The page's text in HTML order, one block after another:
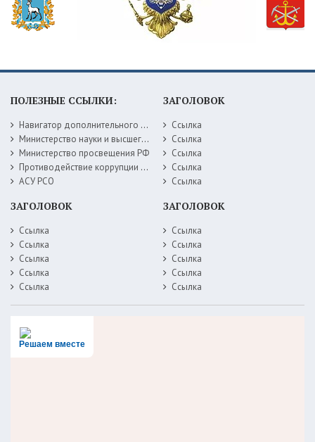
ПОЛЕЗНЫЕ ССЫЛКИ:
Навигатор дополнительного образования детей Самарской области
Министерство науки и высшего образования РФ
Министерство просвещения РФ
Противодействие коррупции Министерство образования Самарской области
АСУ РСО
ЗАГОЛОВОК
Ссылка
Ссылка
Ссылка
Ссылка
Ссылка
ЗАГОЛОВОК
Ссылка
Ссылка
Ссылка
Ссылка
Ссылка
ЗАГОЛОВОК
Ссылка
Ссылка
Ссылка
Ссылка
Ссылка
Решаем вместе